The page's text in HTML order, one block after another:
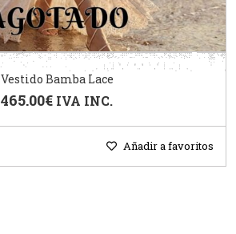
Vestido Bamba Lace
465.00€ IVA INC.
Añadir a favoritos